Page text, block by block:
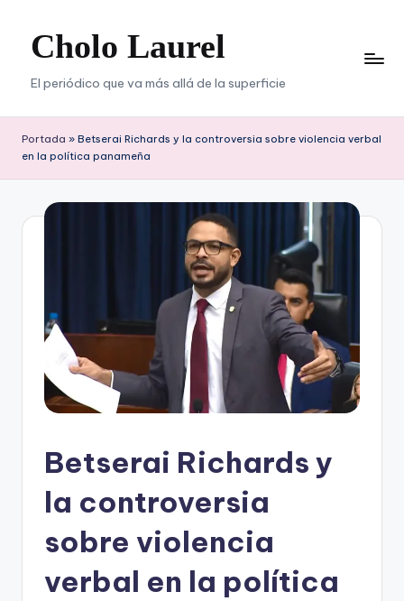
Saltar
contenido
Cholo Laurel
El periódico que va más allá de la superficie
Portada » Betserai Richards y la controversia sobre violencia verbal
en la política panameña
Betserai Richards y
la controversia
sobre violencia
verbal en la política